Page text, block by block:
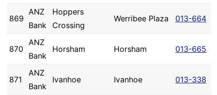
869
ANZ
Bank
Hoppers
Crossing
Werribee Plaza 013-664
870
ANZ
Bank
Horsham Horsham 013-665
871
ANZ
Bank
Ivanhoe Ivanhoe 013-338